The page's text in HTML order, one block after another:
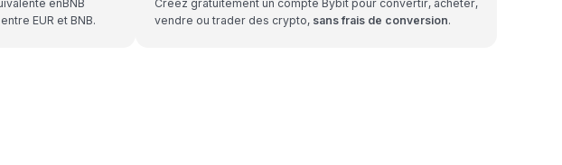
enBNB
EUR et BNB.
Créez gratuitement un compte Bybit pour convertir, acheter,
vendre ou trader des crypto, sans frais de conversion.